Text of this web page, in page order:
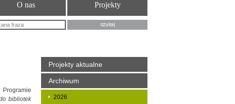
O nas Projekty
bibliotek
Projekty aktualne
Archiwum
2026